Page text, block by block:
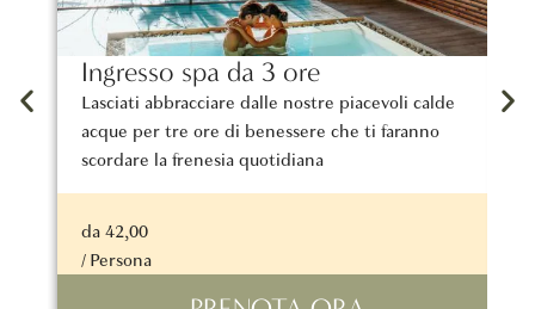
Ingresso spa da 3 ore
Lasciati abbracciare dalle nostre piacevoli calde
acque per tre ore di benessere che ti faranno
scordare la frenesia quotidiana
da 42,00
/ Persona